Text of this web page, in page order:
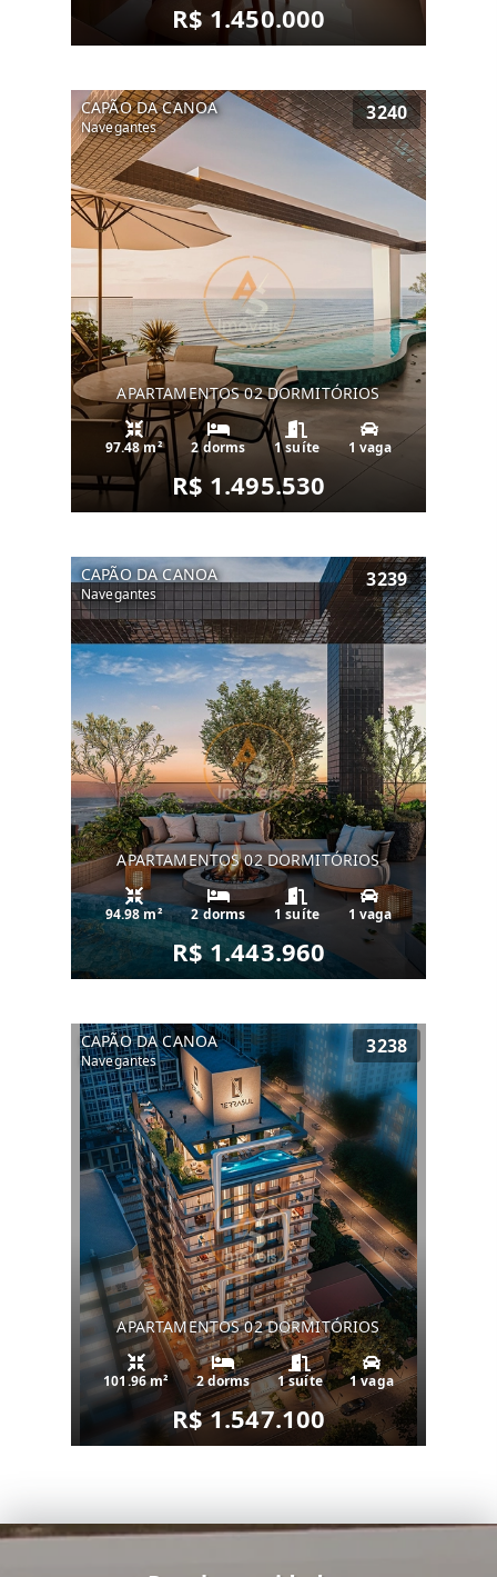
R$ 1.450.000
CAPÃO DA CANOA
Navegantes
3240
APARTAMENTOS 02 DORMITÓRIOS
97.48 m² 2 dorms 1 suíte 1 vaga
R$ 1.495.530
CAPÃO DA CANOA
Navegantes
3239
APARTAMENTOS 02 DORMITÓRIOS
94.98 m² 2 dorms 1 suíte 1 vaga
R$ 1.443.960
CAPÃO DA CANOA
Navegantes
3238
APARTAMENTOS 02 DORMITÓRIOS
101.96 m² 2 dorms 1 suíte 1 vaga
R$ 1.547.100